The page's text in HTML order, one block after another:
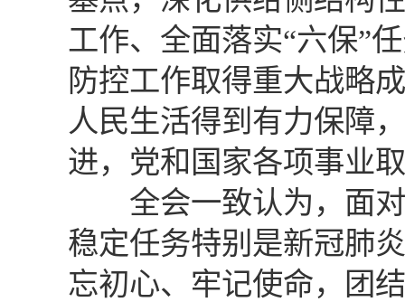
工作、全面落实“六保”
防控工作取得重大战略
人民生活得到有力保障
进，党和国家各项事业
全会一致认为，面对
稳定任务特别是新冠肺
忘初心、牢记使命，团